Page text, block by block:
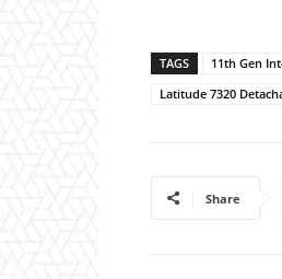
TAGS 11th Gen
Latitude 7320
Share